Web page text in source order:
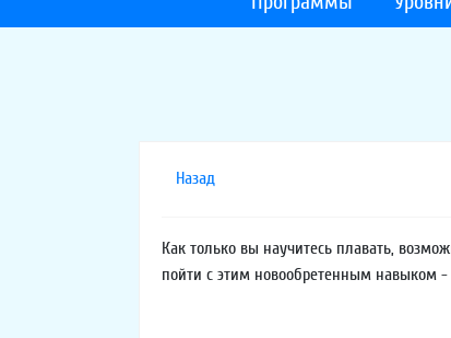
Назад
Как только вы научитесь плавать,
пойти с этим новообретенным навыком -